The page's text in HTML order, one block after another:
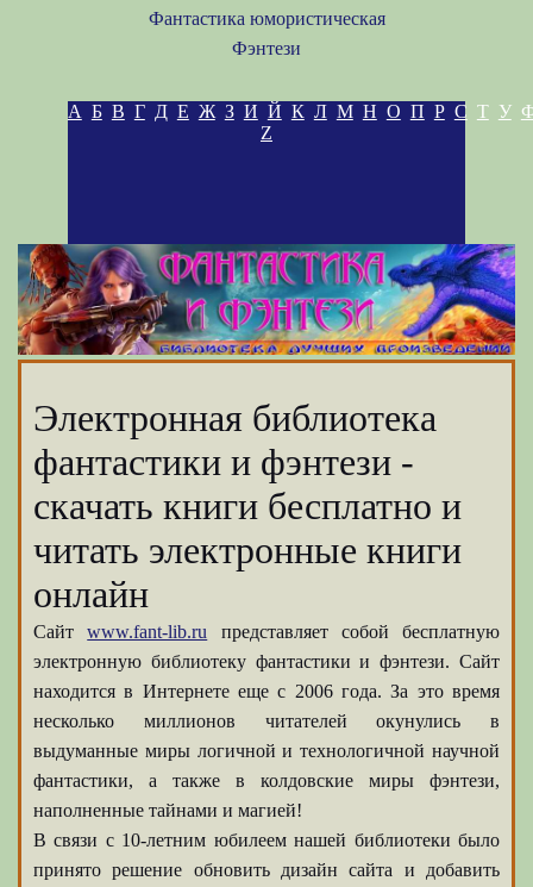
Фантастика юмористическая
Фэнтези
А Б В Г Д Е Ж З И Й К Л М Н О П Р С Т У
Z
Электронная библиотека
фантастики и фэнтези -
скачать книги бесплатно и
читать электронные книги
онлайн
Сайтwww.fant-lib.ru представляет собой бесплатную
электронную библиотеку фантастики и фэнтези. Сайт
находится в Интернете еще с 2006 года. За это время
несколько миллионов читателей окунулись в
выдуманные миры логичной и технологичной научной
фантастики, а также в колдовские миры фэнтези,
наполненные тайнами и магией!
В связи с 10-летним юбилеем нашей библиотеки было
принято решение обновить дизайн сайта и добавить